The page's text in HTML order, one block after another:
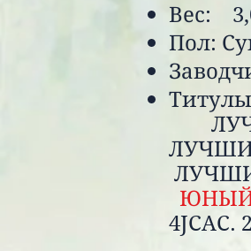
Вес:
Пол:
ЮНЫЙ